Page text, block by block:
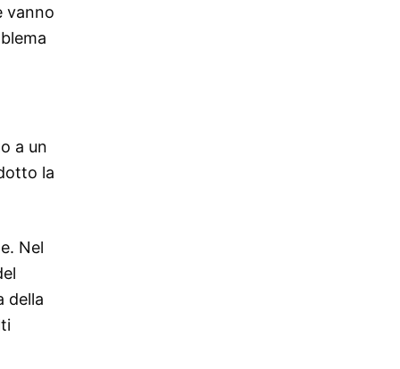
vanno
a un
la
Nel
della